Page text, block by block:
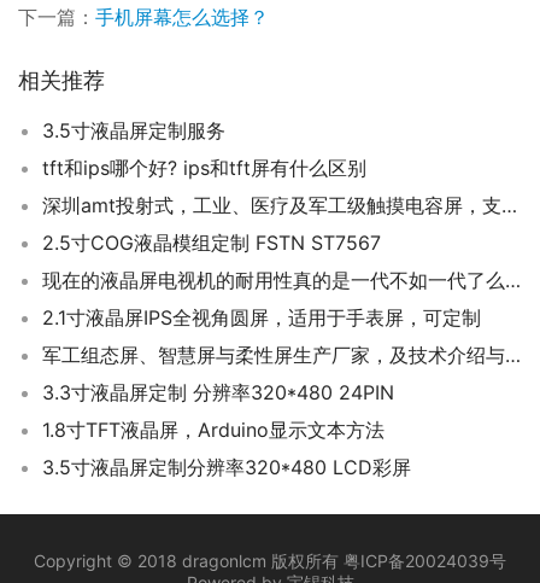
下一篇： 手机屏幕怎么选择？
相关推荐
3.5寸液晶屏定制服务
tft和ips哪个好? ips和tft屏有什么区别
深圳amt投射式，工业、医疗及军工级触摸电容屏，支持定制生产
2.5寸COG液晶模组定制 FSTN ST7567
现在的液晶屏电视机的耐用性真的是一代不如一代了么？
2.1寸液晶屏IPS全视角圆屏，适用于手表屏，可定制
军工组态屏、智慧屏与柔性屏生产厂家，及技术介绍与应用
3.3寸液晶屏定制 分辨率320*480 24PIN
1.8寸TFT液晶屏，Arduino显示文本方法
3.5寸液晶屏定制分辨率320*480 LCD彩屏
Copyright © 2018 dragonlcm 版权所有 粤ICP备20024039号